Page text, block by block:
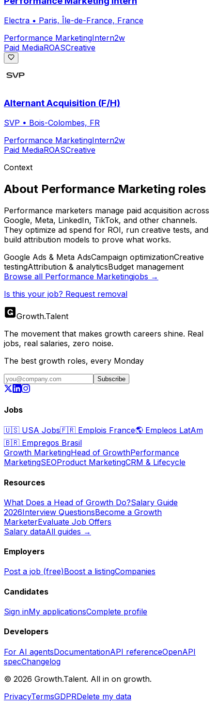
Electra • Paris, Île-de-France, France
Performance MarketingIntern2w
Paid MediaROASCreative
Alternant Acquisition (F/H)
SVP • Bois-Colombes, FR
Performance MarketingIntern2w
Paid MediaROASCreative
Context
About Performance Marketing roles
Performance marketers manage paid acquisition across
Google, Meta, LinkedIn, TikTok, and other channels.
They optimize ad spend for ROI, run creative tests, and
build attribution models to prove what works.
Google Ads & Meta AdsCampaign optimizationCreative
testingAttribution & analyticsBudget management
Browse all Performance Marketingjobs →
Is this your job? Request removal
Growth.Talent
The movement that makes growth careers shine. Real
jobs, real salaries, zero noise.
The best growth roles, every Monday
Subscribe
Jobs
🇺🇸 USA Jobs🇫🇷 Emplois France🌎 Empleos LatAm
🇧🇷 Empregos Brasil
Growth MarketingHead of GrowthPerformance
MarketingSEOProduct MarketingCRM & Lifecycle
Resources
What Does a Head of Growth Do?Salary Guide
2026Interview QuestionsBecome a Growth
MarketerEvaluate Job Offers
Salary dataAll guides →
Employers
Post a job (free)Boost a listingCompanies
Candidates
Sign inMy applicationsComplete profile
Developers
For AI agentsDocumentationAPI referenceOpenAPI
specChangelog
© 2026 Growth.Talent. All in on growth.
PrivacyTermsGDPRDelete my data